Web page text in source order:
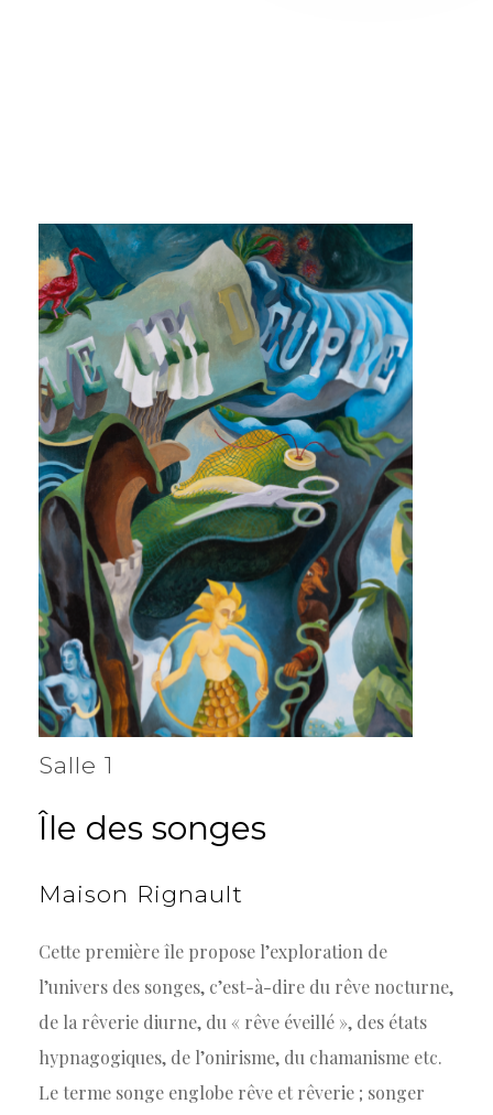
Salle 1
Île des songes
Maison Rignault
Cette première île propose l’exploration de
l’univers des songes, c’est-à-dire du rêve nocturne,
de la rêverie diurne, du « rêve éveillé », des états
hypnagogiques, de l’onirisme, du chamanisme etc.
Le terme songe englobe rêve et rêverie ; songer